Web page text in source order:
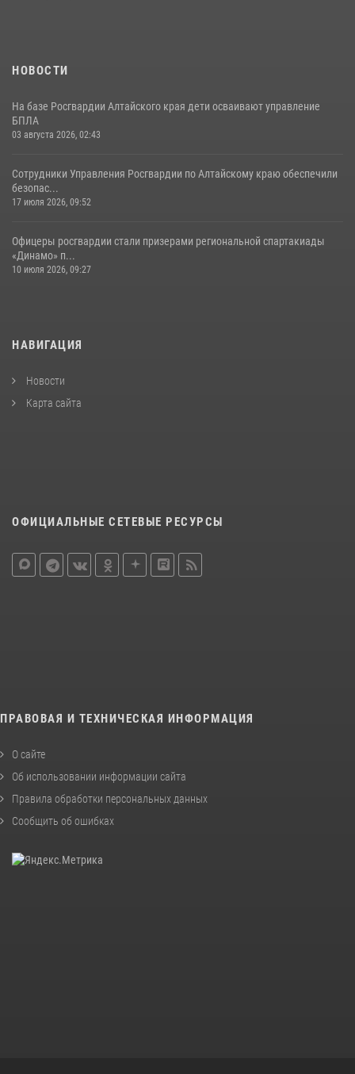
НОВОСТИ
На базе Росгвардии Алтайского края дети осваивают управление
БПЛА
03 августа 2026, 02:43
Сотрудники Управления Росгвардии по Алтайскому краю обеспечили
безопас...
17 июля 2026, 09:52
Офицеры росгвардии стали призерами региональной спартакиады
«Динамо» п...
10 июля 2026, 09:27
НАВИГАЦИЯ
Новости
Карта сайта
ОФИЦИАЛЬНЫЕ СЕТЕВЫЕ РЕСУРСЫ
ПРАВОВАЯ И ТЕХНИЧЕСКАЯ ИНФОРМАЦИЯ
О сайте
Об использовании информации сайта
Правила обработки персональных данных
Сообщить об ошибках